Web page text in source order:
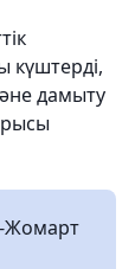
күштерді,
дамыту